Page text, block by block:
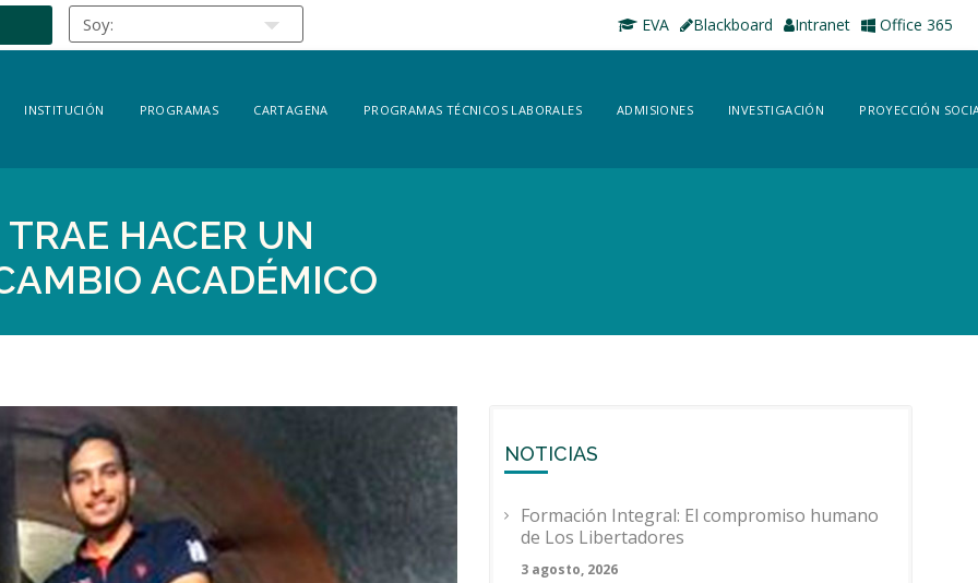
EVA Blackboard Intranet Office 365
INSTITUCIÓN PROGRAMAS CARTAGENA PROGRAMAS TÉCNICOS LABORALES ADMISIONES INVESTIGACIÓN PROYECCIÓN
HACER UN
ACADÉMICO
NOTICIAS
Formación Integral: El compromiso humano
de Los Libertadores
3 agosto, 2026